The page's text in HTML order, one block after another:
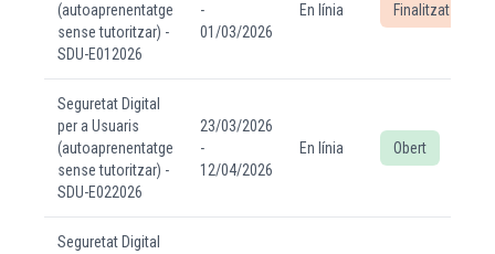
(autoaprenentatge
sense tutoritzar) -
SDU-E012026
-
01/03/2026
En línia Finalitzat
Seguretat Digital
per a Usuaris
(autoaprenentatge
sense tutoritzar) -
SDU-E022026
23/03/2026
-
12/04/2026
En línia Obert
Seguretat Digital